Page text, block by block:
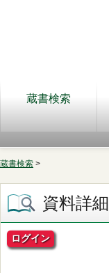
蔵書検索
蔵書検索 >
資料詳細
ログイン